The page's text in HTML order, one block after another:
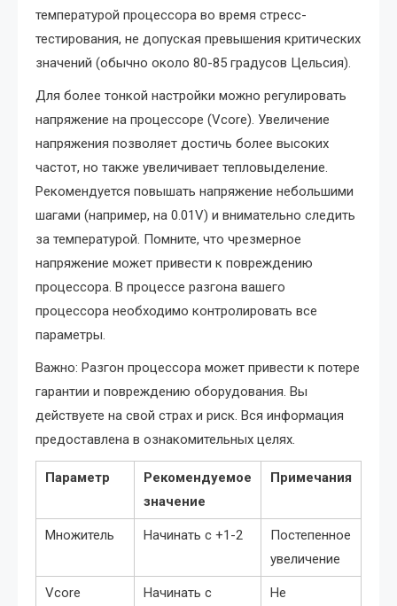
температурой процессора во время стресс-
тестирования, не допуская превышения критических
значений (обычно около 80-85 градусов Цельсия).
Для более тонкой настройки можно регулировать
напряжение на процессоре (Vcore). Увеличение
напряжения позволяет достичь более высоких
частот, но также увеличивает тепловыделение.
Рекомендуется повышать напряжение небольшими
шагами (например, на 0.01V) и внимательно следить
за температурой. Помните, что чрезмерное
напряжение может привести к повреждению
процессора. В процессе разгона вашего
процессора необходимо контролировать все
параметры.
Важно: Разгон процессора может привести к потере
гарантии и повреждению оборудования. Вы
действуете на свой страх и риск. Вся информация
предоставлена в ознакомительных целях.
Параметр
Рекомендуемое
значение
Примечания
Множитель Начинать с +1-2
Постепенное
увеличение
Vcore Начинать с Не